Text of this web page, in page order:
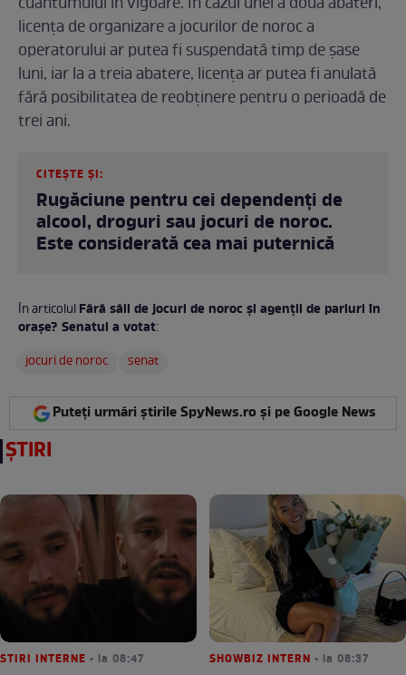
licența de organizare a jocurilor de noroc a
operatorului ar putea fi suspendată timp de șase
luni, iar la a treia abatere, licența ar putea fi anulată
fără posibilitatea de reobținere pentru o perioadă de
trei ani.
CITEȘTE ȘI:
Rugăciune pentru cei dependenți de
alcool, droguri sau jocuri de noroc.
Este considerată cea mai puternică
În articolulFără săli de jocuri de noroc și agenții de pariuri în
orașe? Senatul a votat:
jocuri de noroc
senat
Puteți urmări știrile SpyNews.ro și pe Google News
ȘTIRI
STIRI INTERNE • la 08:47 SHOWBIZ INTERN • la 08:37